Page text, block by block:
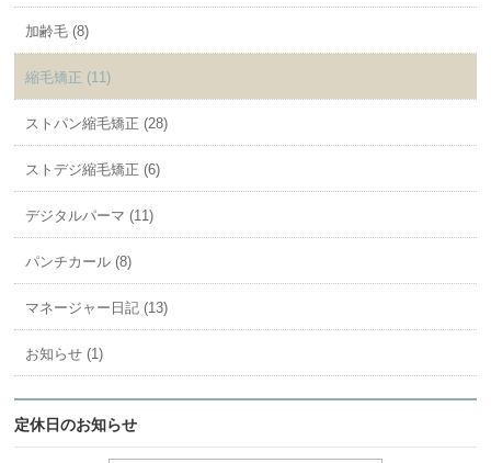
加齢毛 (8)
縮毛矯正 (11)
ストパン縮毛矯正 (28)
ストデジ縮毛矯正 (6)
デジタルパーマ (11)
パンチカール (8)
マネージャー日記 (13)
お知らせ (1)
定休日のお知らせ